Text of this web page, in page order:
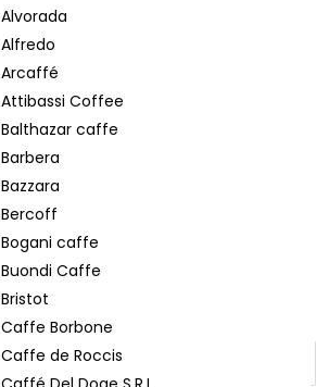
Alvorada
Alfredo
Arcaffé
Attibassi Coffee
Balthazar caffe
Barbera
Bazzara
Bercoff
Bogani caffe
Buondi Caffe
Bristot
Caffe Borbone
Caffe de Roccis